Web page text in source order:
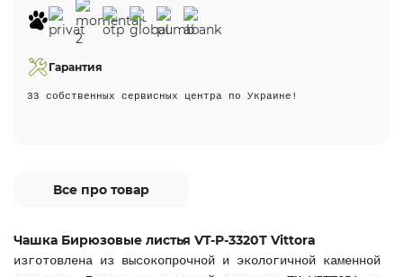
Гарантия
33 собственных сервисных центра по Украине!
Все про товар
Чашка Бирюзовые листья VT-P-3320Т Vittora
изготовлена из высокопрочной и экологичной каменной